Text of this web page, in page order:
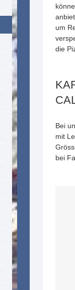
um
die
Bei
mit
bei